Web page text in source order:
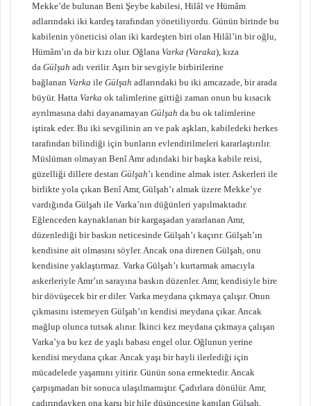
Mekke’de bulunan Beni Şeybe kabilesi, Hilâl ve Hümâm
adlarındaki iki kardeş tarafından yönetiliyordu. Günün birinde bu
kabilenin yöneticisi olan iki kardeşten biri olan Hilâl’in bir oğlu,
Hümâm’ın da bir kızı olur. Oğlana Varka (Varaka), kıza
da Gülşah adı verilir. Aşırı bir sevgiyle birbirilerine
bağlanan Varka ile Gülşah adlarındaki bu iki amcazade, bir arada
büyür. Hatta Varka ok talimlerine gittiği zaman onun bu kısacık
ayrılmasına dahi dayanamayan Gülşah da bu ok talimlerine
iştirak eder. Bu iki sevgilinin arı ve pak aşkları, kabiledeki herkes
tarafından bilindiği için bunların evlendirilmeleri kararlaştırılır.
Müslüman olmayan Benî Amr adındaki bir başka kabile reisi,
güzelliği dillere destan Gülşah’ı kendine almak ister. Askerleri ile
birlikte yola çıkan Benî Amr, Gülşah’ı almak üzere Mekke’ye
vardığında Gülşah ile Varka’nın düğünleri yapılmaktadır.
Eğlenceden kaynaklanan bir kargaşadan yararlanan Amr,
düzenlediği bir baskın neticesinde Gülşah’ı kaçırır. Gülşah’ın
kendisine ait olmasını söyler. Ancak ona direnen Gülşah, onu
kendisine yaklaştırmaz. Varka Gülşah’ı kurtarmak amacıyla
askerleriyle Amr’ın sarayına baskın düzenler. Amr, kendisiyle bire
bir dövüşecek bir er diler. Varka meydana çıkmaya çalışır. Onun
çıkmasını istemeyen Gülşah’ın kendisi meydana çıkar. Ancak
mağlup olunca tutsak alınır. İkinci kez meydana çıkmaya çalışan
Varka’ya bu kez de yaşlı babası engel olur. Oğlunun yerine
kendisi meydana çıkar. Ancak yaşı bir hayli ilerlediği için
mücadelede yaşamını yitirir. Günün sona ermektedir. Ancak
çarpışmadan bir sonuca ulaşılmamıştır. Çadırlara dönülür. Amr,
çadırındayken ona karşı bir hile düşüncesine kapılan Gülşah,